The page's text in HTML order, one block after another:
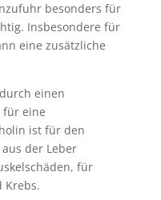
besonders für
Insbesondere für
eine zusätzliche
einen
für eine
ist für den
der Leber
für
Krebs.